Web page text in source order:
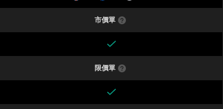
市價單
限價單